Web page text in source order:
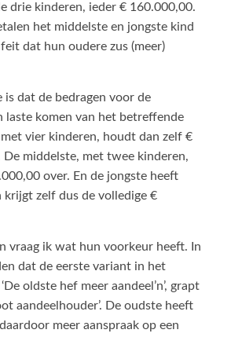
drie kinderen, ieder € 160.000,00.
het middelste en jongste kind
dat hun oudere zus (meer)
is dat de bedragen voor de
laste komen van het betreffende
vier kinderen, houdt dan zelf €
De middelste, met twee kinderen,
over. En de jongste heeft
krijgt zelf dus de volledige €
vraag ik wat hun voorkeur heeft. In
dat de eerste variant in het
oldste hef meer aandeel’n’, grapt
aandeelhouder’. De oudste heeft
meer aanspraak op een